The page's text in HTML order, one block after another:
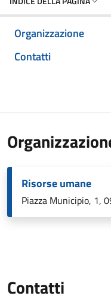
Organizzazione
Contatti
Risorse umane
Piazza Municipio, 1,
Contatti